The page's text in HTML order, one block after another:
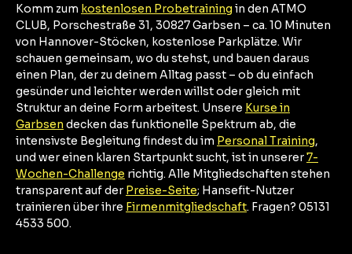
Komm zum kostenlosen Probetraining in den ATMO
CLUB, Porschestraße 31, 30827 Garbsen – ca. 10 Minuten
von Hannover-Stöcken, kostenlose Parkplätze. Wir
schauen gemeinsam, wo du stehst, und bauen daraus
einen Plan, der zu deinem Alltag passt – ob du einfach
gesünder und leichter werden willst oder gleich mit
Struktur an deine Form arbeitest. Unsere Kurse in
Garbsen decken das funktionelle Spektrum ab, die
intensivste Begleitung findest du im Personal Training,
und wer einen klaren Startpunkt sucht, ist in unserer7-
Wochen-Challenge richtig. Alle Mitgliedschaften stehen
transparent auf der Preise-Seite; Hansefit-Nutzer
trainieren über ihre Firmenmitgliedschaft. Fragen? 05131
4533 500.